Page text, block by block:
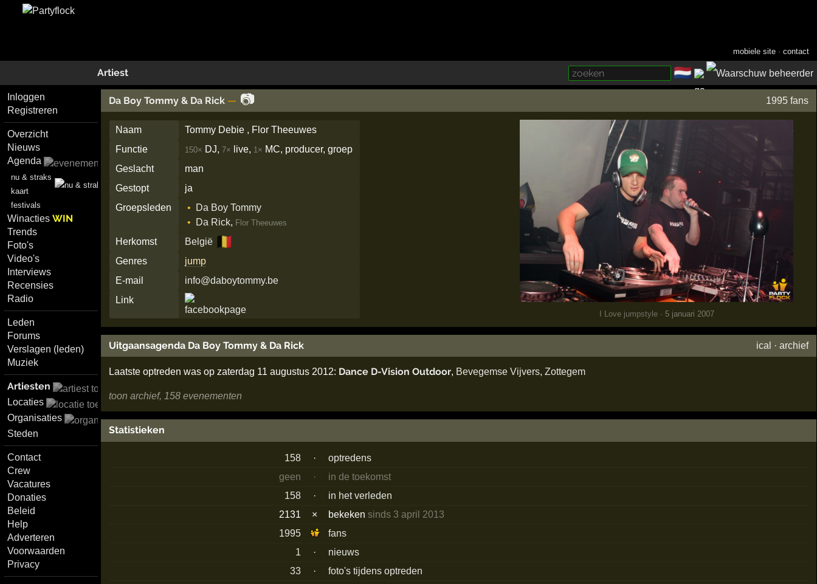
mobiele site ·contact
Artiest 🇳🇱
Inloggen
Registreren
Overzicht
Nieuws
Agenda
nu & straks
kaart
festivals
WinactiesWIN
Trends
Foto's
Video's
Interviews
Recensies
Radio
Leden
Forums
Verslagen (leden)
Muziek
Artiesten
Locaties
Organisaties
Steden
Contact
Crew
Vacatures
Donaties
Beleid
Help
Adverteren
Voorwaarden
Privacy
Da Boy Tommy & Da Rick — 📷 1995 fans
I Love jumpstyle· 5 januari 2007
Naam
Tommy Debie , Flor Theeuwes
Functie
150× DJ,7× live, 1× MC, producer, groep
Geslacht
man
Gestopt
ja
Groepsleden
Da Boy Tommy
Da Rick, Flor Theeuwes
Herkomst België 🇧🇪
Genres
jump
E-mail
info@daboytommy.be
Link
Uitgaansagenda Da Boy Tommy & Da Rick ical ·archief
Laatste optreden was op zaterdag 11 augustus 2012: Dance D-Vision Outdoor, Bevegemse Vijvers, Zottegem
toon archief, 158 evenementen
Statistieken
158 ·
optredens
geen
·
in de toekomst
158
·
in het verleden
2131
× bekekensinds 3 april 2013
1995
fans
1
·
nieuws
33
·
foto's tijdens optreden